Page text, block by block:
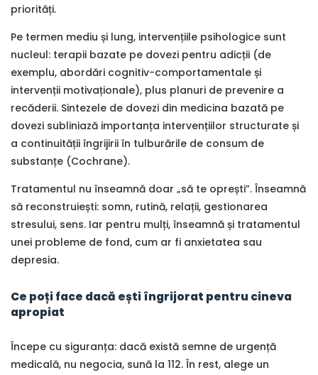
priorități.
Pe termen mediu și lung, intervențiile psihologice sunt
nucleul: terapii bazate pe dovezi pentru adicții (de
exemplu, abordări cognitiv-comportamentale și
intervenții motivaționale), plus planuri de prevenire a
recăderii. Sintezele de dovezi din medicina bazată pe
dovezi subliniază importanța intervențiilor structurate și
a continuității îngrijirii în tulburările de consum de
substanțe (Cochrane).
Tratamentul nu înseamnă doar „să te oprești”. Înseamnă
să reconstruiești: somn, rutină, relații, gestionarea
stresului, sens. Iar pentru mulți, înseamnă și tratamentul
unei probleme de fond, cum ar fi anxietatea sau
depresia.
Ce poți face dacă ești îngrijorat pentru cineva
apropiat
Începe cu siguranța: dacă există semne de urgență
medicală, nu negocia, sună la 112. În rest, alege un